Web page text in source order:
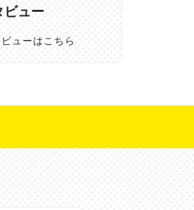
ビュー
ューはこちら